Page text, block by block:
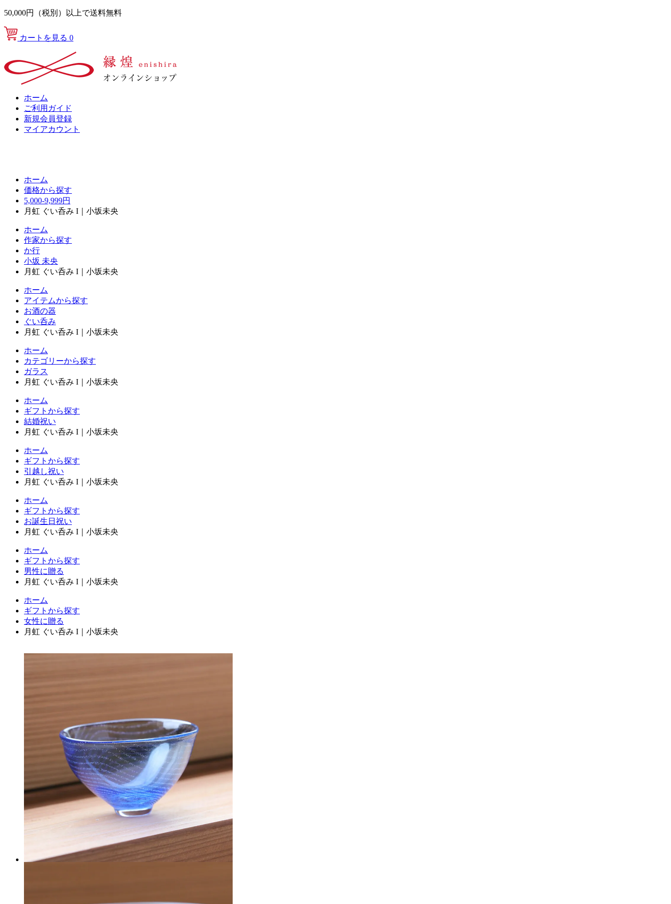
50,000円（税別）以上で送料無料
カートを見る 0
ホーム
ご利用ガイド
新規会員登録
マイアカウント
ホーム
価格から探す
5,000-9,999円
月虹 ぐい呑み I｜小坂未央
ホーム
作家から探す
か行
小坂 未央
月虹 ぐい呑み I｜小坂未央
ホーム
アイテムから探す
お酒の器
ぐい呑み
月虹 ぐい呑み I｜小坂未央
ホーム
カテゴリーから探す
ガラス
月虹 ぐい呑み I｜小坂未央
ホーム
ギフトから探す
結婚祝い
月虹 ぐい呑み I｜小坂未央
ホーム
ギフトから探す
引越し祝い
月虹 ぐい呑み I｜小坂未央
ホーム
ギフトから探す
お誕生日祝い
月虹 ぐい呑み I｜小坂未央
ホーム
ギフトから探す
男性に贈る
月虹 ぐい呑み I｜小坂未央
ホーム
ギフトから探す
女性に贈る
月虹 ぐい呑み I｜小坂未央